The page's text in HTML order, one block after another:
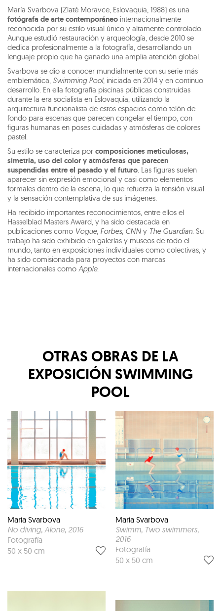
María Svarbova (Zlaté Moravce, Eslovaquia, 1988) es una
fotógrafa de arte contemporáneo internacionalmente
reconocida por su estilo visual único y altamente controlado.
Aunque estudió restauración y arqueología, desde 2010 se
dedica profesionalmente a la fotografía, desarrollando un
lenguaje propio que ha ganado una amplia atención global.
Svarbova se dio a conocer mundialmente con su serie más
emblemática, Swimming Pool, iniciada en 2014 y en continuo
desarrollo. En ella fotografía piscinas públicas construidas
durante la era socialista en Eslovaquia, utilizando la
arquitectura funcionalista de estos espacios como telón de
fondo para escenas que parecen congelar el tiempo, con
figuras humanas en poses cuidadas y atmósferas de colores
pastel.
Su estilo se caracteriza por composiciones meticulosas,
simetría, uso del color y atmósferas que parecen
suspendidas entre el pasado y el futuro . Las figuras suelen
aparecer sin expresión emocional y casi como elementos
formales dentro de la escena, lo que refuerza la tensión visual
y la sensación contemplativa de sus imágenes.
Ha recibido importantes reconocimientos, entre ellos el
Hasselblad Masters Award, y ha sido destacada en
publicaciones como Vogue, Forbes, CNN y The Guardian . Su
trabajo ha sido exhibido en galerías y museos de todo el
mundo, tanto en exposiciones individuales como colectivas, y
ha sido comisionada para proyectos con marcas
internacionales como Apple.
OTRAS OBRAS DE LA
EXPOSICIÓN SWIMMING
POOL
Maria Svarbova
No diving, Alone, 2016
Fotografía
50 x 50 cm
Maria Svarbova
Swimm, Two swimmers,
2016
Fotografía
50 x 50 cm